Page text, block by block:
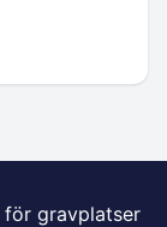
för gravplatser